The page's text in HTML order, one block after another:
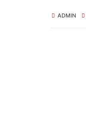
ADMIN